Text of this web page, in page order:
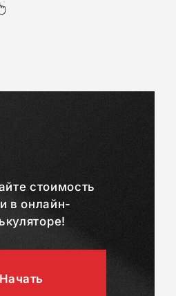
стоимость
в онлайн-
Начать